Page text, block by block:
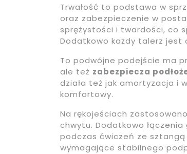
Trwałość to podstawa w
oraz zabezpieczenie w
sprężystości i twardości, co
Dodatkowo każdy talerz jest
To podwójne podejście ma
ale też zabezpiecza
działa też jak amortyzacja i
komfortowy.
Na rękojeściach
chwytu. Dodatkowo
podczas ćwiczeń ze sztangą
wymagające stabilnego